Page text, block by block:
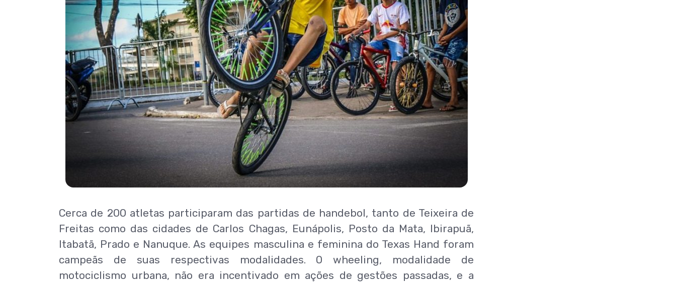
Cerca de 200 atletas participaram das partidas de handebol, tanto de Teixeira de
Freitas como das cidades de Carlos Chagas, Eunápolis, Posto da Mata, Ibirapuã,
Itabatã, Prado e Nanuque. As equipes masculina e feminina do Texas Hand foram
campeãs de suas respectivas modalidades. O wheeling, modalidade de
motociclismo urbana, não era incentivado em ações de gestões passadas, e a